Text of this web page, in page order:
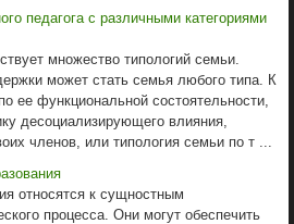
педагога с различными категориями
множество типологий семьи.
может стать семья любого типа. К
ее функциональной состоятельности,
десоциализирующего влияния,
членов, или типология семьи по т ...
относятся к сущностным
процесса. Они могут обеспечить